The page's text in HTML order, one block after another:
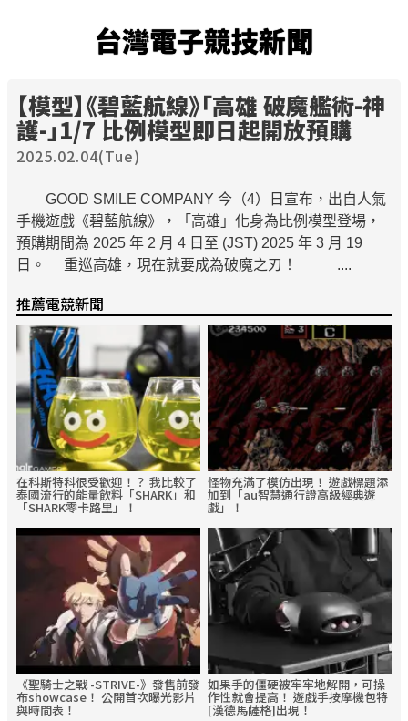
台灣電子競技新聞
【模型】《碧藍航線》「高雄 破魔艦術-神
護-」1/7 比例模型即日起開放預購
2025.02.04(Tue)
GOOD SMILE COMPANY 今（4）日宣布，出自人氣
手機遊戲《碧藍航線》，「高雄」化身為比例模型登場，
預購期間為 2025 年 2 月 4 日至 (JST) 2025 年 3 月 19
日。 重巡高雄，現在就要成為破魔之刃！ ....
推薦電競新聞
在科斯特科很受歡迎！？ 我比較了
泰國流行的能量飲料「SHARK」和
「SHARK零卡路里」！
怪物充滿了模仿出現！ 遊戲標題添
加到「au智慧通行證高級經典遊
戲」！
《聖騎士之戰 -STRIVE-》發售前發
布showcase！ 公開首次曝光影片
與時間表！
如果手的僵硬被牢牢地解開，可操
作性就會提高！ 遊戲手按摩機包特
[漢德馬薩格]出現！